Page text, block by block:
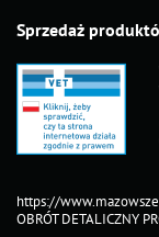
Sprzedaż
https://
OBRÓT DETALICZNY